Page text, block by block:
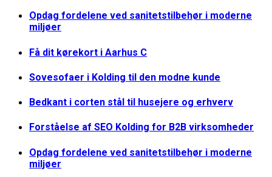
Opdag fordelene ved sanitetstilbehør i moderne
miljøer
Få dit kørekort i Aarhus C
Sovesofaer i Kolding til den modne kunde
Bedkant i corten stål til husejere og erhverv
Forståelse af SEO Kolding for B2B virksomheder
Opdag fordelene ved sanitetstilbehør i moderne
miljøer